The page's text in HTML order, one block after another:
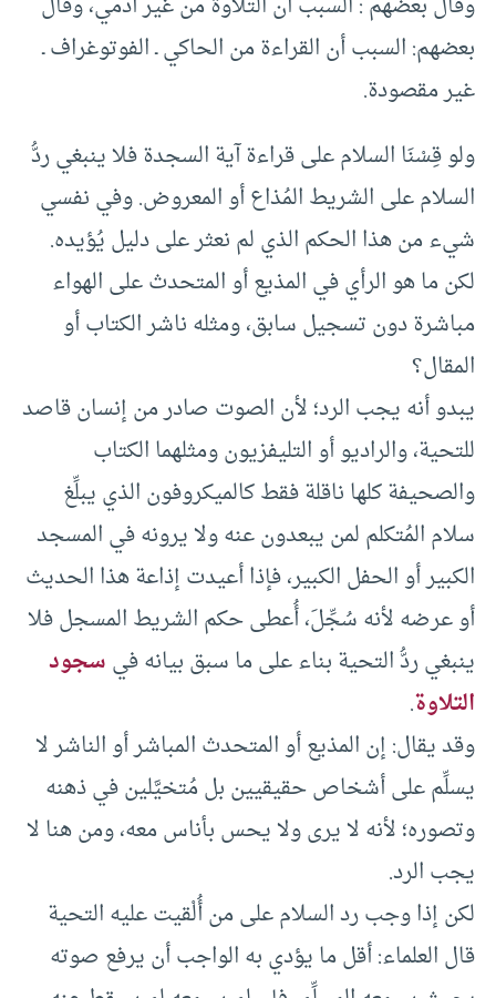
بعضهم: السبب أن القراءة من الحاكي ـ الفوتوغراف ـ
غير مقصودة.
ولو قِسْنَا السلام على قراءة آية السجدة فلا ينبغي ردُّ
السلام على الشريط المُذاع أو المعروض. وفي نفسي
شيء من هذا الحكم الذي لم نعثر على دليل يُؤيده.
لكن ما هو الرأي في المذيع أو المتحدث على الهواء
مباشرة دون تسجيل سابق، ومثله ناشر الكتاب أو
المقال؟
يبدو أنه يجب الرد؛ لأن الصوت صادر من إنسان قاصد
للتحية، والراديو أو التليفزيون ومثلهما الكتاب
والصحيفة كلها ناقلة فقط كالميكروفون الذي يبلِّغ
سلام المُتكلم لمن يبعدون عنه ولا يرونه في المسجد
الكبير أو الحفل الكبير، فإذا أعيدت إذاعة هذا الحديث
أو عرضه لأنه سُجِّلَ، أُعطى حكم الشريط المسجل فلا
ينبغي ردُّ التحية بناء على ما سبق بيانه فيسجود
التلاوة.
وقد يقال: إن المذيع أو المتحدث المباشر أو الناشر لا
يسلِّم على أشخاص حقيقيين بل مُتخيَّلين في ذهنه
وتصوره؛ لأنه لا يرى ولا يحس بأناس معه، ومن هنا لا
يجب الرد.
لكن إذا وجب رد السلام على من أُلْقيت عليه التحية
قال العلماء: أقل ما يؤدي به الواجب أن يرفع صوته